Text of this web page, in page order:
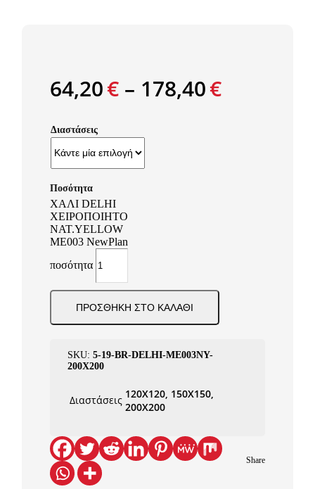
64,20€– 178,40€
Διαστάσεις
ΧΑΛΙ DELHI
ΧΕΙΡΟΠΟΙΗΤΟ
NAT.YELLOW
ME003 NewPlan
ποσότητα
ΠΡΟΣΘΉΚΗ ΣΤΟ ΚΑΛΆΘΙ
SKU: 5-19-BR-DELHI-ME003NY-
200X200
Διαστάσεις 120X120, 150X150,
200X200
Share